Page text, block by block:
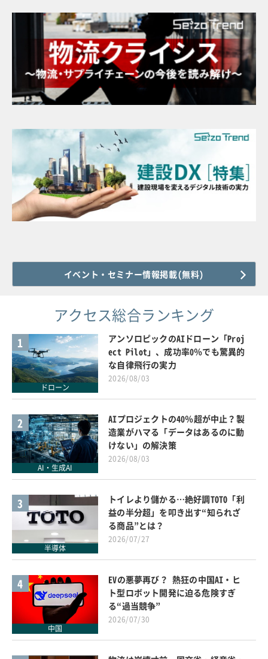
イベント・セミナー情報掲載(無料)
アクセス総合ランキング
1
ドローン
アンソロピックのAIドローン「Proj
ect Pilot」、成功率0％でも驚異的
な自律飛行の実力
2026/08/03
2
AI・生成AI
AIプロジェクトの40％超が中止？製
造業がハマる「データはあるのに動
けない」の解決策
2026/08/03
3
半導体
トイレより儲かる…絶好調TOTO「利
益の半分超」を叩き出す“知られざ
る商品”とは？
2026/07/27
4
中国
EVの悪夢再び？ 熱狂の中国AI・ヒ
ト型ロボット開発に迫る危険すぎ
る“過当競争”
2026/07/30